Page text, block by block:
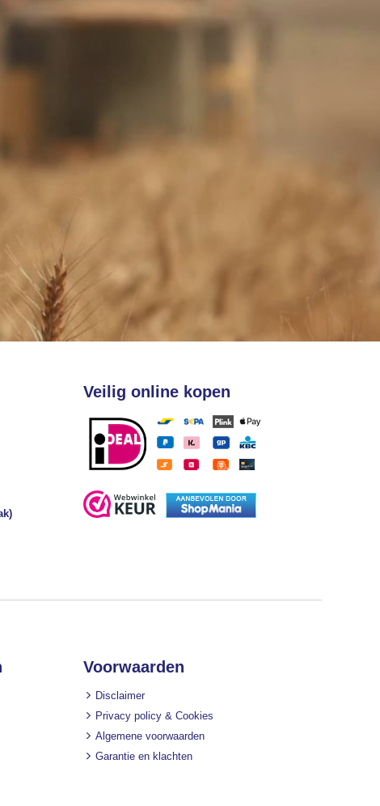
Veilig online kopen
Voorwaarden
Disclaimer
Privacy policy & Cookies
Algemene voorwaarden
Garantie en klachten